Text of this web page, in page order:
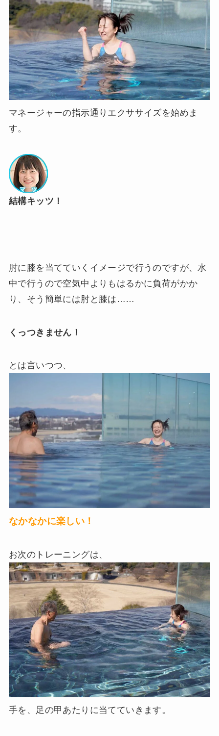
マネージャーの指示通りエクササイズを始めま
す。
結構キッツ！
肘に膝を当てていくイメージで行うのですが、水
中で行うので空気中よりもはるかに負荷がかか
り、そう簡単には肘と膝は……
くっつきません！
とは言いつつ、
なかなかに楽しい！
お次のトレーニングは、
手を、足の甲あたりに当てていきます。